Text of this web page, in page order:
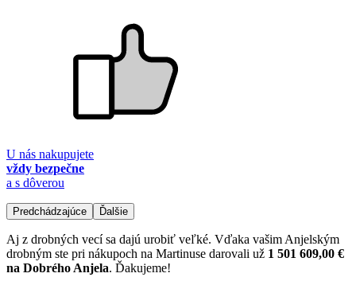
U nás nakupujete
vždy bezpečne
a s dôverou
Predchádzajúce Ďalšie
Aj z drobných vecí sa dajú urobiť veľké. Vďaka vašim Anjelským
drobným ste pri nákupoch na Martinuse darovali už 1 501 609,00 €
na Dobrého Anjela. Ďakujeme!